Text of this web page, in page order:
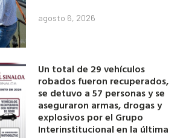
agosto 6, 2026
Un total de 29 vehículos
robados fueron recuperados,
se detuvo a 57 personas y se
aseguraron armas, drogas y
explosivos por el Grupo
Interinstitucional en la última